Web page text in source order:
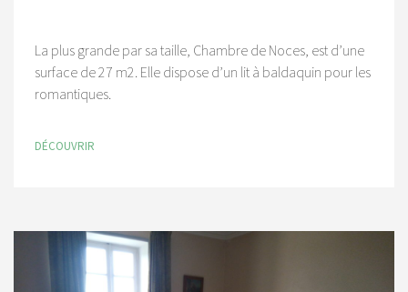
La plus grande par sa taille, Chambre de Noces, est d’une
surface de 27 m2. Elle dispose d’un lit à baldaquin pour les
romantiques.
DÉCOUVRIR